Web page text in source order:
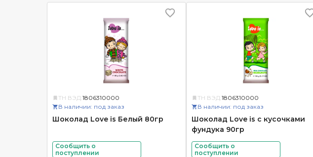
ТН ВЭД: 1806310000
В наличии: под заказ
Шоколад Love is Белый 80гр
Сообщить о
поступлении
ТН ВЭД:1806310000
В наличии: под заказ
Шоколад Love is с кусочками
фундука 90гр
Сообщить о
поступлении